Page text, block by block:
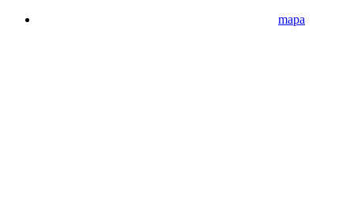
mapa